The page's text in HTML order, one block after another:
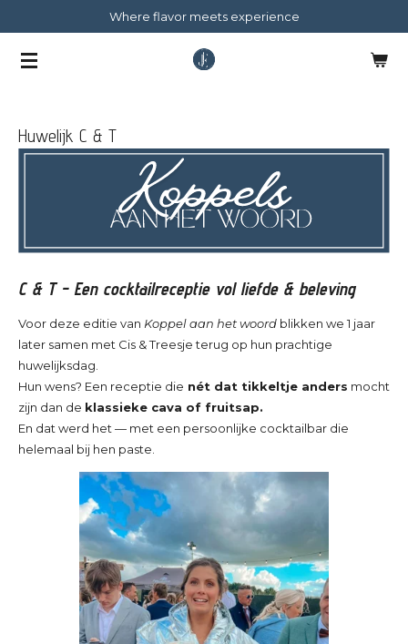
naar
Where flavor meets experience
Huwelijk C & T
C & T - Een cocktailreceptie vol liefde & beleving
Voor deze editie van Koppel aan het woord blikken we 1 jaar
later samen met Cis & Treesje terug op hun prachtige
huwelijksdag.
Hun wens? Een receptie die nét dat tikkeltje anders mocht
zijn dan de klassieke cava of fruitsap.
En dat werd het — met een persoonlijke cocktailbar die
helemaal bij hen paste.